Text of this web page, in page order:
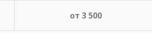
от 3 500